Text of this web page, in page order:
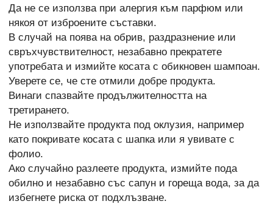
Да не се използва при алергия към парфюм или
някоя от изброените съставки.
В случай на поява на обрив, раздразнение или
свръхчувствителност, незабавно прекратете
употребата и измийте косата с обикновен шампоан.
Уверете се, че сте отмили добре продукта.
Винаги спазвайте продължителността на
третирането.
Не използвайте продукта под оклузия, например
като покривате косата с шапка или я увивате с
фолио.
Ако случайно разлеете продукта, измийте пода
обилно и незабавно със сапун и гореща вода, за да
избегнете риска от подхлъзване.